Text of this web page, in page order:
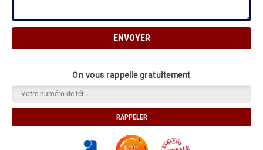
On vous rappelle gratuitement